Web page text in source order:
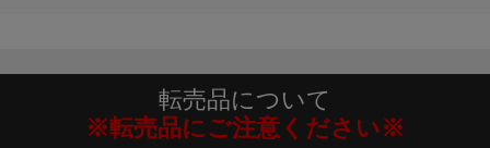
転売品について
※転売品にご注意ください※